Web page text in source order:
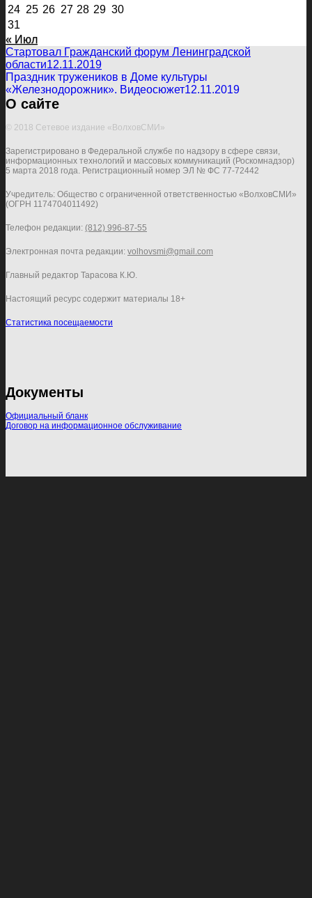
24 25 26 27 28 29 30
31
« Июл
Стартовал Гражданский форум Ленинградской
области12.11.2019
Праздник тружеников в Доме культуры
«Железнодорожник». Видеосюжет12.11.2019
О сайте
© 2018 Сетевое издание «ВолховСМИ»
Зарегистрировано в Федеральной службе по надзору в сфере связи,
информационных технологий и массовых коммуникаций (Роскомнадзор)
5 марта 2018 года. Регистрационный номер ЭЛ № ФС 77-72442
Учредитель: Общество с ограниченной ответственностью «ВолховСМИ»
(ОГРН 1174704011492)
Телефон редакции: (812) 996-87-55
Электронная почта редакции: volhovsmi@gmail.com
Главный редактор Тарасова К.Ю.
Настоящий ресурс содержит материалы 18+
Статистика посещаемости
Документы
Официальный бланк
Договор на информационное обслуживание